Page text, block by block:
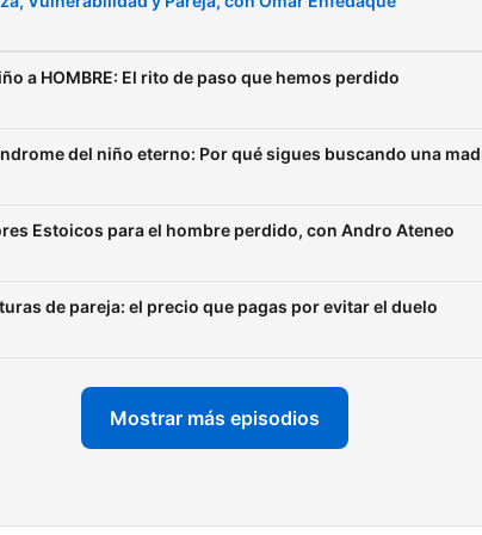
a HOMBRE: El rito de paso que hemos perdido
del niño eterno: Por qué sigues buscando una
Estoicos para el hombre perdido, con Andro Ateneo
de pareja: el precio que pagas por evitar el duelo
Mostrar más episodios